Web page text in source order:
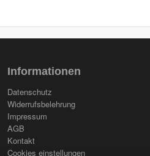
Informationen
Datenschutz
Widerrufsbelehrung
Impressum
AGB
Kontakt
Cookies einstellungen